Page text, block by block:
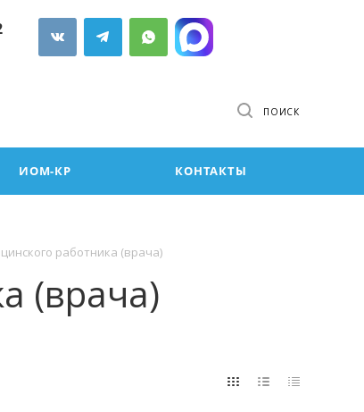
ПОИСК
ИОМ-КР КОНТАКТЫ
работника (врача)
(врача)